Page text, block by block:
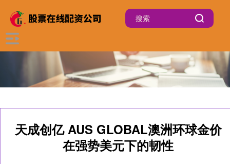
天成创亿 AUS GLOBAL澳洲环球金价
在强势美元下的韧性